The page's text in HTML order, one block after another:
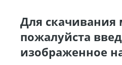
Для скачивания
пожалуйста
изображенное